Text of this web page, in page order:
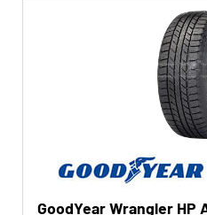
GoodYear Wrangler HP